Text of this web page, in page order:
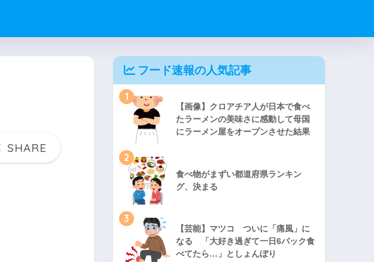
フード速報の人気記事
1
【画像】クロアチア人が日本で食べ
たラーメンの美味さに感動して母国
にラーメン屋をオープンさせた結果
2
食べ物がまずい都道府県ランキン
グ、決まる
3
【芸能】マツコ ついに「痛風」に
なる 「大好き過ぎて一日6パック食
べてたら…」としょんぼり